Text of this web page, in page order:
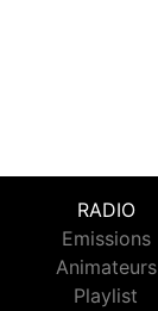
RADIO
Emissions
Animateurs
Playlist